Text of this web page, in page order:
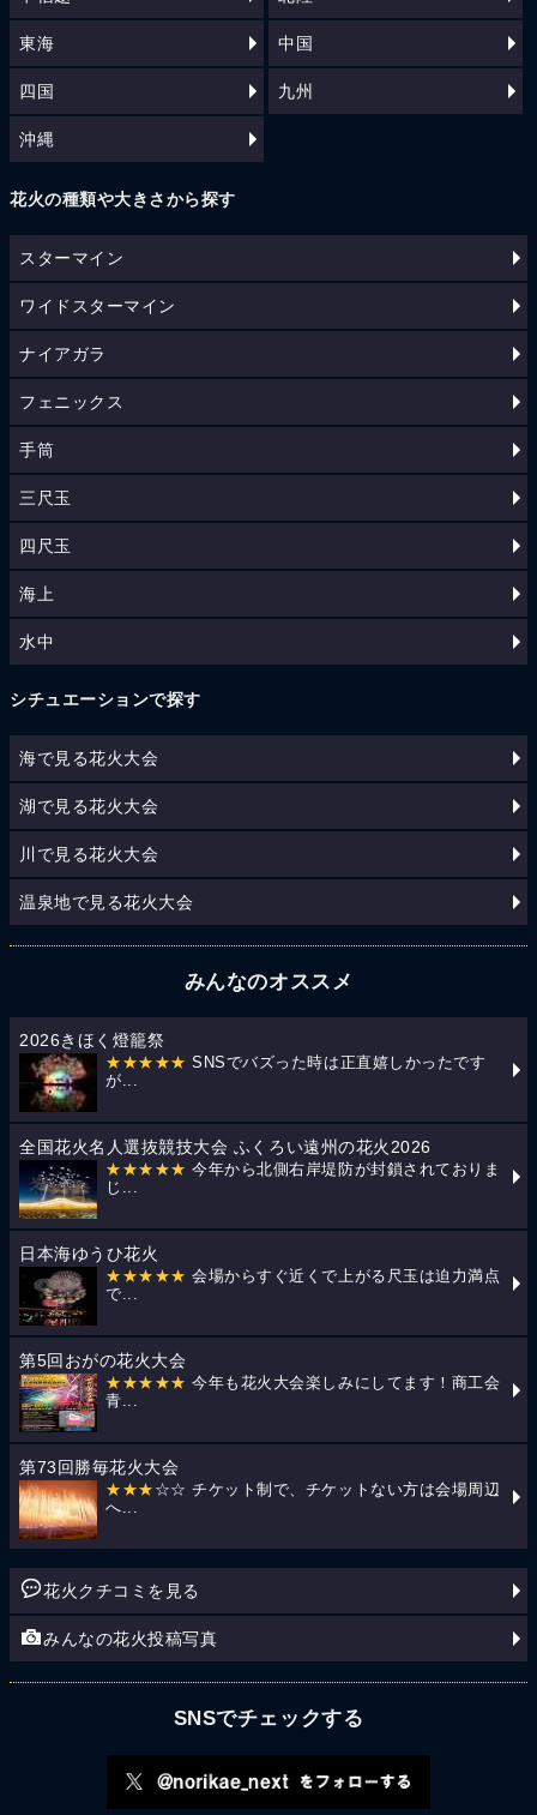
東海 中国
四国 九州
沖縄
花火の種類や大きさから探す
スターマイン
ワイドスターマイン
ナイアガラ
フェニックス
手筒
三尺玉
四尺玉
海上
水中
シチュエーションで探す
海で見る花火大会
湖で見る花火大会
川で見る花火大会
温泉地で見る花火大会
みんなのオススメ
2026きほく燈籠祭
★★★★★ SNSでバズった時は正直嬉しかったです
が...
全国花火名人選抜競技大会 ふくろい遠州の花火2026
★★★★★ 今年から北側右岸堤防が封鎖されておりま
じ...
日本海ゆうひ花火
★★★★★ 会場からすぐ近くで上がる尺玉は迫力満点
で...
第5回おがの花火大会
★★★★★ 今年も花火大会楽しみにしてます！商工会
青...
第73回勝毎花火大会
★★★ ☆☆ チケット制で、チケットない方は会場周辺
へ...
花火クチコミを見る
みんなの花火投稿写真
SNSでチェックする